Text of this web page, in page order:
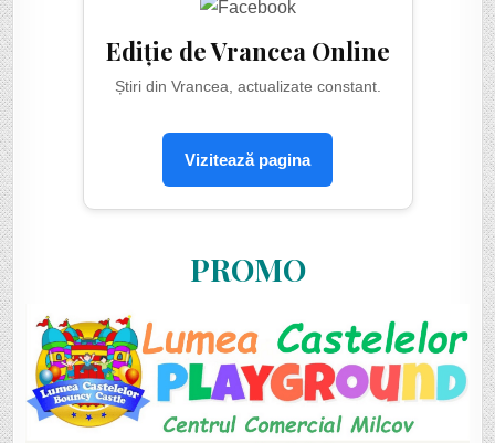
Ediție de Vrancea Online
Știri din Vrancea, actualizate constant.
Vizitează pagina
PROMO